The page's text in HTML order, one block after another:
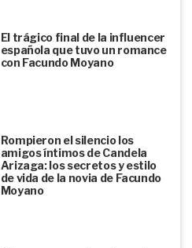
El trágico final de la influencer
española que tuvo un romance
con Facundo Moyano
Rompieron el silencio los
amigos íntimos de Candela
Arizaga: los secretos y estilo
de vida de la novia de Facundo
Moyano